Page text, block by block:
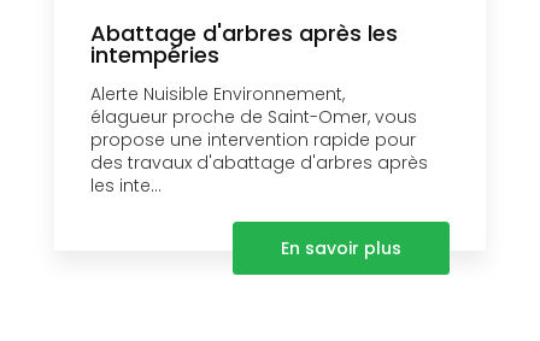
Abattage d'arbres après les
intempéries
Alerte Nuisible Environnement,
élagueur proche de Saint-Omer, vous
propose une intervention rapide pour
des travaux d'abattage d'arbres après
les inte...
En savoir plus